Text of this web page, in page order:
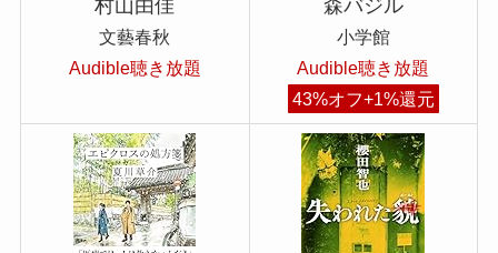
村山由佳
文藝春秋
Audible聴き放題
森バジル
小学館
Audible聴き放題
43%オフ+1%還元